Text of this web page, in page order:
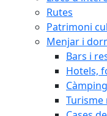
Rutes
Patrimoni
Menjar i
Bars i
Hotels,